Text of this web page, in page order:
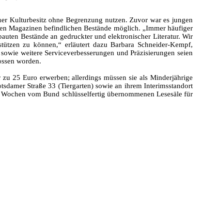
Kulturbesitz ohne Begrenzung nutzen. Zuvor war es jungen
Magazinen befindlichen Bestände möglich. „Immer häufiger
Bestände an gedruckter und elektronischer Literatur. Wir
zu können,“ erläutert dazu Barbara Schneider-Kempf,
weitere Serviceverbesserungen und Präzisierungen seien
worden.
25 Euro erwerben; allerdings müssen sie als Minderjährige
Straße 33 (Tiergarten) sowie an ihrem Interimsstandort
vom Bund schlüsselfertig übernommenen Lesesäle für